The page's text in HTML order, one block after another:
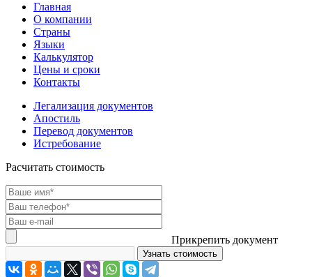
Главная
О компании
Страны
Языки
Калькулятор
Цены и сроки
Контакты
Легализация документов
Апостиль
Перевод документов
Истребование
Расчитать стоимость
Прикрепить документ